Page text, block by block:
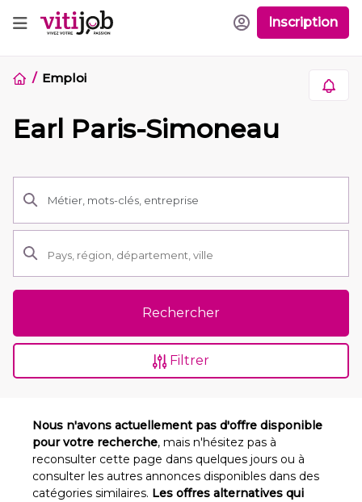
Inscription
Emploi
Earl Paris-Simoneau
Rechercher
Filtrer
Nous n'avons actuellement pas d'offre disponible
pour votre recherche, mais n'hésitez pas à
reconsulter cette page dans quelques jours ou à
consulter les autres annonces disponibles dans des
catégories similaires. Les offres alternatives qui